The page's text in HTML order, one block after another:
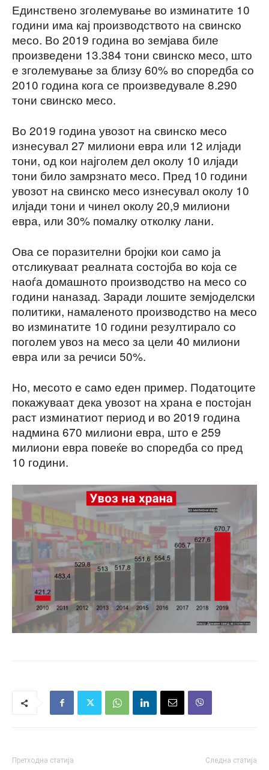
Единствено зголемување во изминатите 10
години има кај производството на свинско
месо. Во 2019 година во земјава биле
произведени 13.384 тони свинско месо, што
е зголемување за близу 60% во споредба со
2010 година кога се произведувале 8.290
тони свинско месо.
Во 2019 година увозот на свинско месо
изнесувал 27 милиони евра или 12 илјади
тони, од кои најголем дел околу 10 илјади
тони било замрзнато месо. Пред 10 години
увозот на свинско месо изнесувал околу 10
илјади тони и чинел околу 20,9 милиони
евра, или 30% помалку отколку лани.
Ова се поразителни бројки кои само ја
отсликуваат реалната состојба во која се
наоѓа домашното производство на месо со
години наназад. Заради лошите земјоделски
политики, намаленото производство на месо
во изминатите 10 години резултирало со
поголем увоз на месо за цели 40 милиони
евра или за речиси 50%.
Но, месото е само еден пример. Податоците
покажуваат дека увозот на храна е постојан
раст изминатиот период и во 2019 година
надмина 670 милиони евра, што е 259
милиони евра повеќе во споредба со пред
10 години.
Претходна статија Следна статија